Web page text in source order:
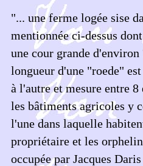
"... une ferme logée sise
mentionnée ci-dessus
une cour grande
longueur d'une "roede"
à l'autre et mesure entre
les bâtiments agricoles y
l'une dans laquelle
propriétaire et les
occupée par Jacques